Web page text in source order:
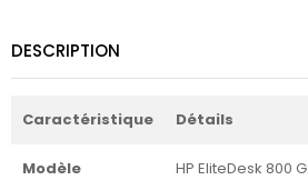
DESCRIPTION
Caractéristique Détails
Modèle HP EliteDesk 800